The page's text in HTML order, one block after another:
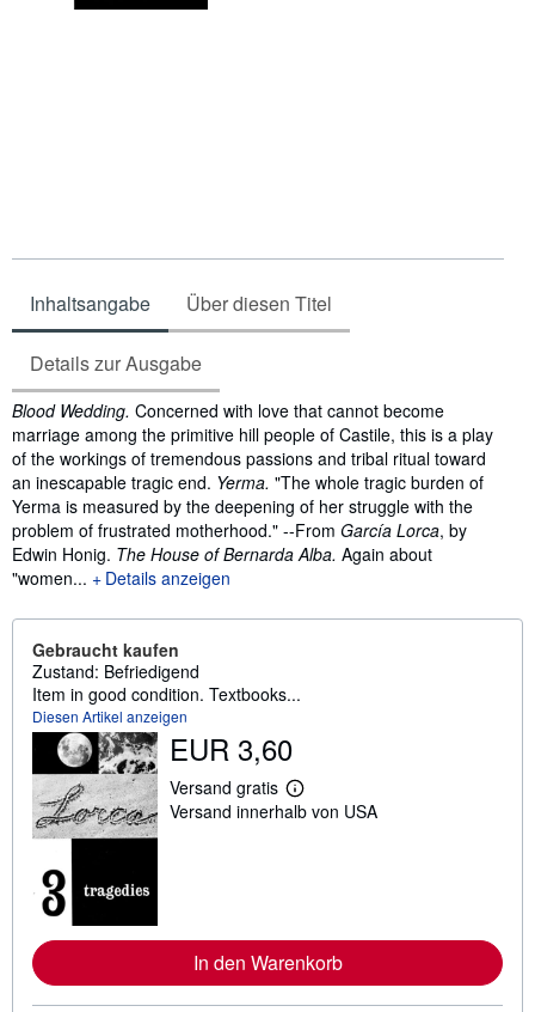
Inhaltsangabe Über diesen Titel
Details zur Ausgabe
Inhaltsangabe
Blood Wedding. Concerned with love that cannot become
marriage among the primitive hill people of Castile, this is a play
of the workings of tremendous passions and tribal ritual toward
an inescapable tragic end. Yerma. "The whole tragic burden of
Yerma is measured by the deepening of her struggle with the
problem of frustrated motherhood." --From García Lorca, by
Edwin Honig. The House of Bernarda Alba. Again about
"women...
Details anzeigen
Gebraucht kaufen
Zustand: Befriedigend
Item in good condition. Textbooks...
Diesen Artikel anzeigen
EUR 3,60
Versand gratis
W
e
n
f
o
Versand innerhalb von USA
In den Warenkorb